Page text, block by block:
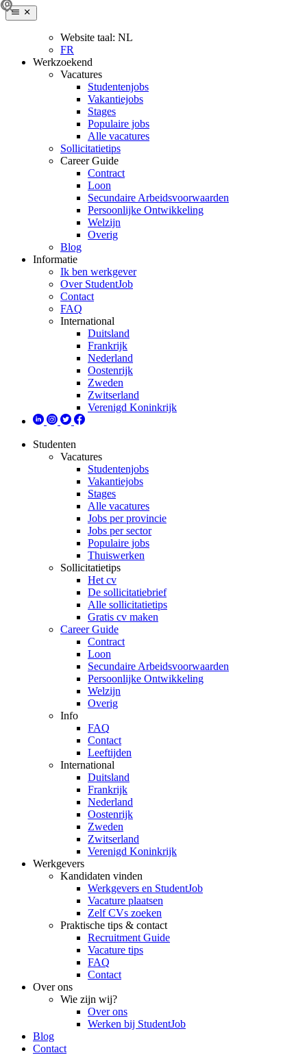
Website taal: NL
FR
Werkzoekend
Vacatures
Studentenjobs
Vakantiejobs
Stages
Populaire jobs
Alle vacatures
Sollicitatietips
Career Guide
Contract
Loon
Secundaire Arbeidsvoorwaarden
Persoonlijke Ontwikkeling
Welzijn
Overig
Blog
Informatie
Ik ben werkgever
Over StudentJob
Contact
FAQ
International
Duitsland
Frankrijk
Nederland
Oostenrijk
Zweden
Zwitserland
Verenigd Koninkrijk
Studenten
Vacatures
Studentenjobs
Vakantiejobs
Stages
Alle vacatures
Jobs per provincie
Jobs per sector
Populaire jobs
Thuiswerken
Sollicitatietips
Het cv
De sollicitatiebrief
Alle sollicitatietips
Gratis cv maken
Career Guide
Contract
Loon
Secundaire Arbeidsvoorwaarden
Persoonlijke Ontwikkeling
Welzijn
Overig
Info
FAQ
Contact
Leeftijden
International
Duitsland
Frankrijk
Nederland
Oostenrijk
Zweden
Zwitserland
Verenigd Koninkrijk
Werkgevers
Kandidaten vinden
Werkgevers en StudentJob
Vacature plaatsen
Zelf CVs zoeken
Praktische tips & contact
Recruitment Guide
Vacature tips
FAQ
Contact
Over ons
Wie zijn wij?
Over ons
Werken bij StudentJob
Blog
Contact